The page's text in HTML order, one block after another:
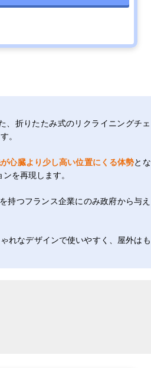
、折りたたみ式のリクライニングチェ
。
が心臓より少し高い位置にくる体勢とな
を再現します。
持つフランス企業にのみ政府から与え
れなデザインで使いやすく、屋外はも